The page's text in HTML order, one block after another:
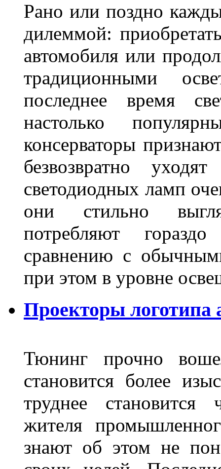
Рано или поздно
дилеммой:
автомобиля или
традиционными
последнее время
настолько
консерваторы
безвозвратно
светодиодных ламп
они стильно
потребляют
сравнению с
при этом в уровне
Проекторы логотипа
Тюнинг прочно
становится более
труднее становится
жителя
знают об этом не